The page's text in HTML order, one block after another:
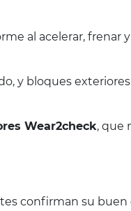
al acelerar, frenar
y bloques exteriores
Wear2check, que
confirman su